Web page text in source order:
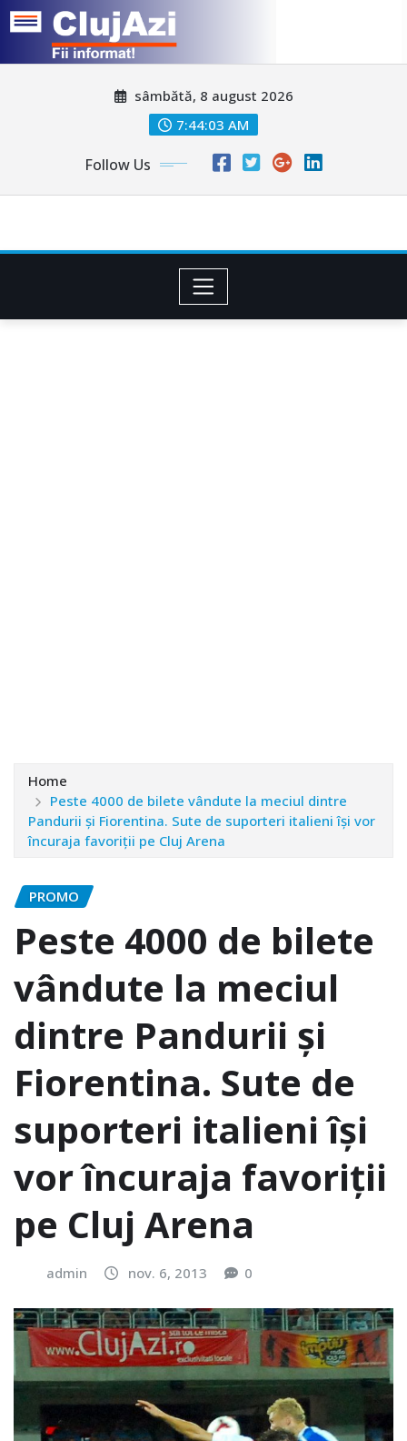
sâmbătă, 8 august 2026
7:44:06 AM
Follow Us
Home
Peste 4000 de bilete vândute la meciul dintre
Pandurii şi Fiorentina. Sute de suporteri italieni îşi vor
încuraja favoriţii pe Cluj Arena
PROMO
Peste 4000 de bilete
vândute la meciul
dintre Pandurii şi
Fiorentina. Sute de
suporteri italieni îşi
vor încuraja favoriţii
pe Cluj Arena
admin nov. 6, 2013 0